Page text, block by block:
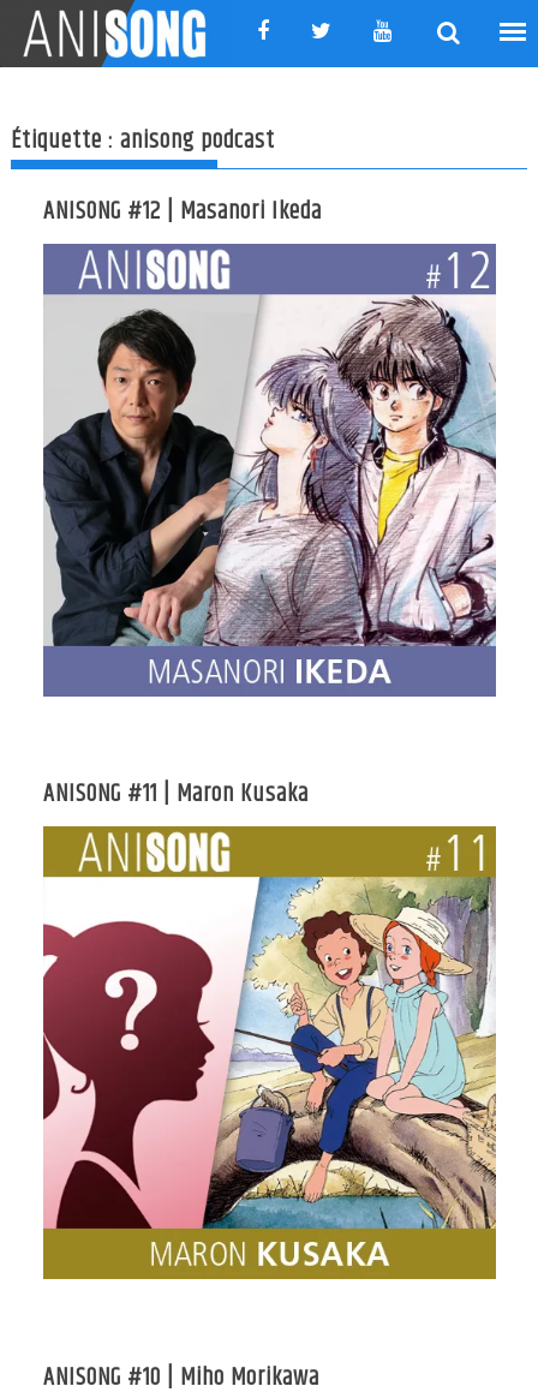
content
Étiquette :anisong podcast
ANISONG #12 | Masanori Ikeda
ANISONG #11 | Maron Kusaka
ANISONG #10 | Miho Morikawa